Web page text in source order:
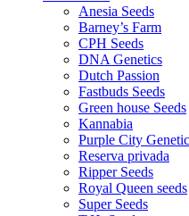
Anesia Seeds
Barney’s Farm
CPH Seeds
DNA Genetics
Dutch Passion
Fastbuds Seeds
Green house Seeds
Kannabia
Purple City
Reserva privada
Ripper Seeds
Royal Queen seeds
Super Seeds